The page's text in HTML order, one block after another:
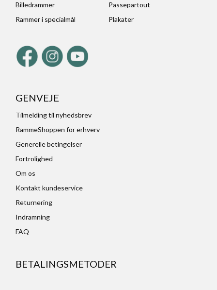
Billedrammer
Passepartout
Rammer i specialmål
Plakater
GENVEJE
Tilmelding til nyhedsbrev
RammeShoppen for erhverv
Generelle betingelser
Fortrolighed
Om os
Kontakt kundeservice
Returnering
Indramning
FAQ
BETALINGSMETODER